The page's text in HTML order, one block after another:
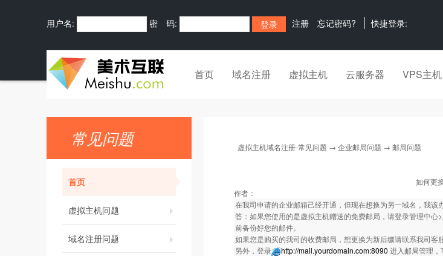
用户名: 密 码: 注册 忘记密码? 快捷登录:
首页 域名注册 虚拟主机 云服务器 VPS主机
常见问题
首页
虚拟主机问题
域名注册问题
虚拟主机域名注册-常见问题 → 企业邮局问题 → 邮局问题
如何更
作者：
在我司申请的企业邮箱己经开通，但现在想换为另一域名，我该
答：如果您使用的是虚拟主机赠送的免费邮局，请登录管理中
前备份好您的邮件。
如果您是购买的我司的收费邮局，想更换为新后缀请联系我司客
另外，登录
http://mail.yourdomain.com:8090 进入邮局管理，